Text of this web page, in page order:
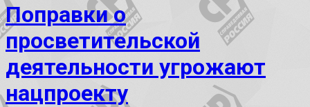
Поправки о
просветительской
деятельности угрожают
нацпроекту